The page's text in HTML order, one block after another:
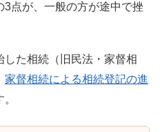
3点が、一般の方が途中で挫
た相続（旧民法・家督相
家督相続による相続登記の進